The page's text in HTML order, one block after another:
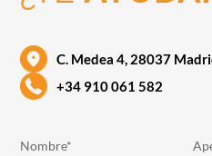
C. Medea 4, 28037
+34 910 061 582
Nombre*